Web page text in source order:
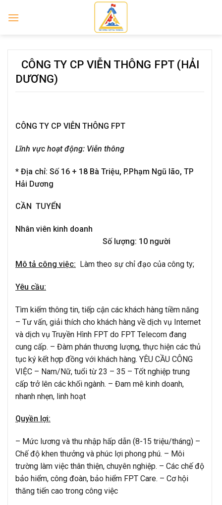
CÔNG TY CP VIỄN THÔNG FPT (HẢI
DƯƠNG)
CÔNG TY CP VIỄN THÔNG FPT
Lĩnh vực hoạt động: Viễn thông
* Địa chỉ: Số 16 + 18 Bà Triệu, P.Phạm Ngũ lão, TP
Hải Dương
CẦN TUYỂN
Nhân viên kinh doanh
Số lượng: 10 người
Mô tả công việc: Làm theo sự chỉ đạo của công ty;
Yêu cầu:
Tìm kiếm thông tin, tiếp cận các khách hàng tiềm năng
– Tư vấn, giải thích cho khách hàng về dịch vụ Internet
và dịch vụ Truyền Hình FPT do FPT Telecom đang
cung cấp. – Đàm phán thương lượng, thực hiện các thủ
tục ký kết hợp đồng với khách hàng. YÊU CẦU CÔNG
VIỆC – Nam/Nữ, tuổi từ 23 – 35 – Tốt nghiệp trung
cấp trở lên các khối ngành. – Đam mê kinh doanh,
nhanh nhẹn, linh hoạt
Quyền lợi:
– Mức lương và thu nhập hấp dẫn (8-15 triệu/tháng) –
Chế độ khen thưởng và phúc lợi phong phú. – Môi
trường làm việc thân thiện, chuyên nghiệp. – Các chế độ
bảo hiểm, công đoàn, bảo hiểm FPT Care. – Cơ hội
thăng tiến cao trong công việc